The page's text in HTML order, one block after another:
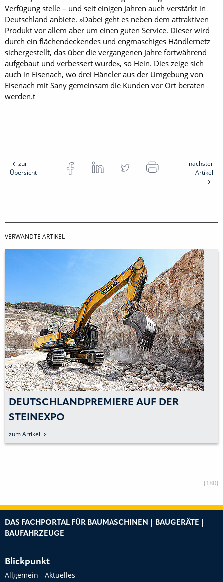
Verfügung stelle – und seit einigen Jahren auch verstärkt in
Deutschland anbiete. »Dabei geht es neben dem attraktiven
Produkt vor allem aber um einen guten Service. Dieser wird
durch ein flächendeckendes und engmaschiges Händlernetz
sichergestellt, das über die vergangenen Jahre fortwährend
aufgebaut und verbessert wurde«, so Hein. Dies zeige sich
auch in Eisenach, wo drei Händler aus der Umgebung von
Eisenach mit Sany gemeinsam die Kunden vor Ort beraten
werden.t
zur
Übersicht
nächster
Artikel
VERWANDTE ARTIKEL
DEUTSCHLANDPREMIERE AUF DER
STEINEXPO
zum Artikel
[180]
DAS FACHPORTAL FÜR BAUMASCHINEN | BAUGERÄTE |
BAUFAHRZEUGE
Blickpunkt
Allgemein - Aktuelles